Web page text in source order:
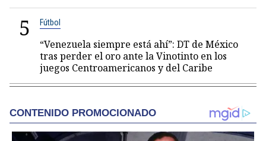
5 Fútbol
“Venezuela siempre está ahí”: DT de México
tras perder el oro ante la Vinotinto en los
juegos Centroamericanos y del Caribe